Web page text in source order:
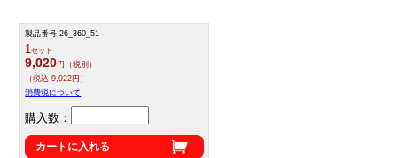
製品番号 26_360_51
1セット
9,020円（税別）
（税込 9,922円）
消費税について
購入数：
カートに入れる